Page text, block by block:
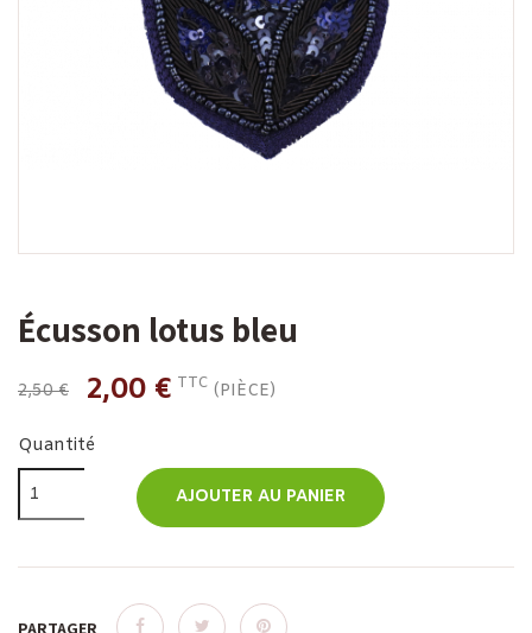
Écusson lotus bleu
2,50 € 2,00 € TTC (PIÈCE)
Quantité
AJOUTER AU PANIER
PARTAGER